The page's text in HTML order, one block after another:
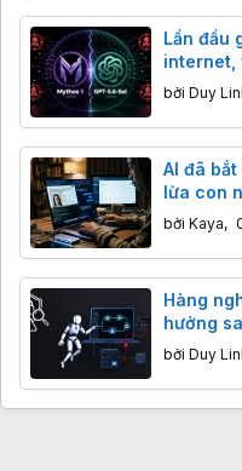
Lần đầu
internet,
chuyên
bởi Duy
AI đã
lừa con
bởi Kaya,
Hàng
hưởng
nghiêm
bởi Duy